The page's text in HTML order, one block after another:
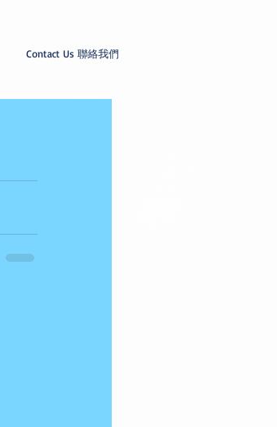
Contact Us 聯絡我們